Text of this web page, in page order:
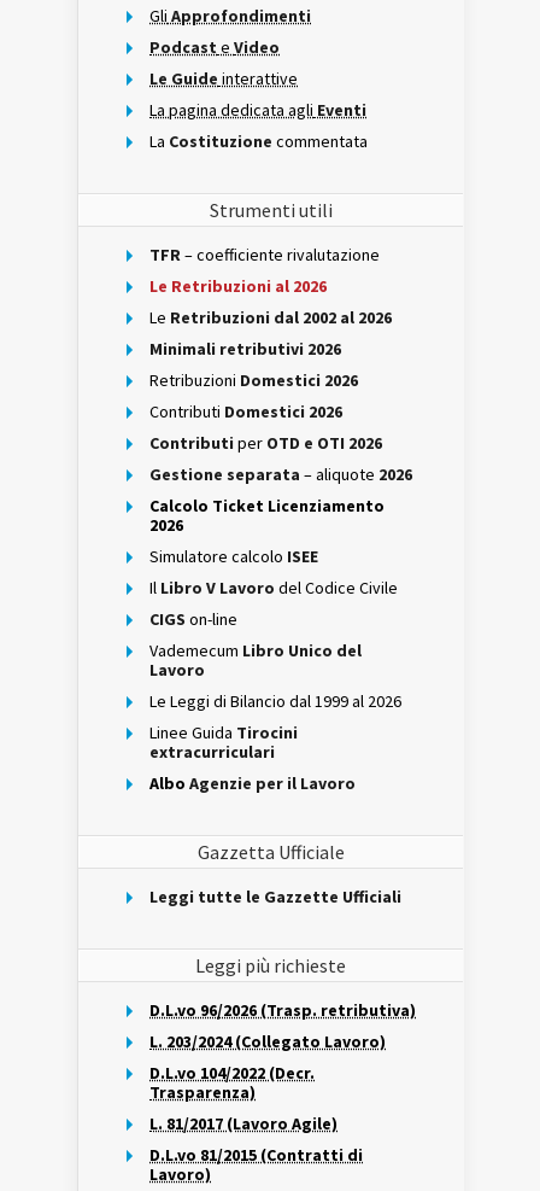
Gli Approfondimenti
Podcast e Video
Le Guide interattive
La pagina dedicata agli Eventi
La Costituzione commentata
Strumenti utili
TFR– coefficiente rivalutazione
Le Retribuzioni al 2026
Le Retribuzioni dal 2002 al 2026
Minimali retributivi 2026
Retribuzioni Domestici 2026
Contributi Domestici 2026
Contributi per OTD e OTI 2026
Gestione separata – aliquote 2026
Calcolo Ticket Licenziamento
2026
Simulatore calcolo ISEE
Il Libro V Lavoro del Codice Civile
CIGS on-line
Vademecum Libro Unico del
Lavoro
Le Leggi di Bilancio dal 1999 al 2026
Linee Guida Tirocini
extracurriculari
Albo Agenzie per il Lavoro
Gazzetta Ufficiale
Leggi tutte le Gazzette Ufficiali
Leggi più richieste
D.L.vo 96/2026 (Trasp. retributiva)
L. 203/2024 (Collegato Lavoro)
D.L.vo 104/2022 (Decr.
Trasparenza)
L. 81/2017 (Lavoro Agile)
D.L.vo 81/2015 (Contratti di
Lavoro)